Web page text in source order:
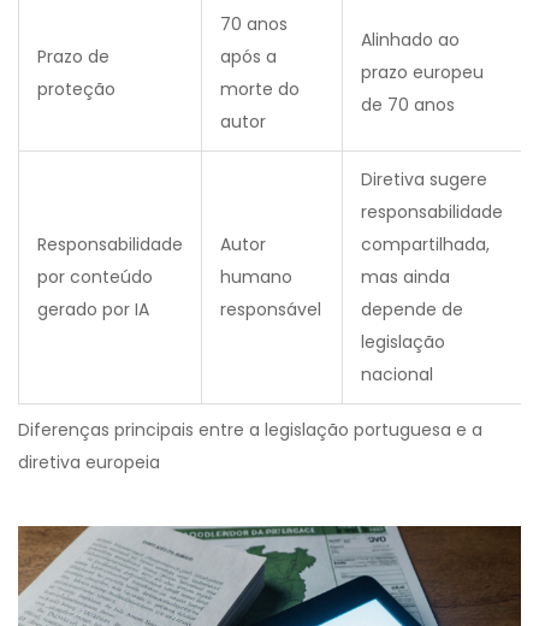
Diferenças principais entre a legislação portuguesa e a
diretiva europeia
Prazo de
proteção
70 anos
após a
morte do
autor
Alinhado ao
prazo europeu
de 70 anos
Responsabilidade
por conteúdo
gerado por IA
Autor
humano
responsável
Diretiva sugere
responsabilidade
compartilhada,
mas ainda
depende de
legislação
nacional